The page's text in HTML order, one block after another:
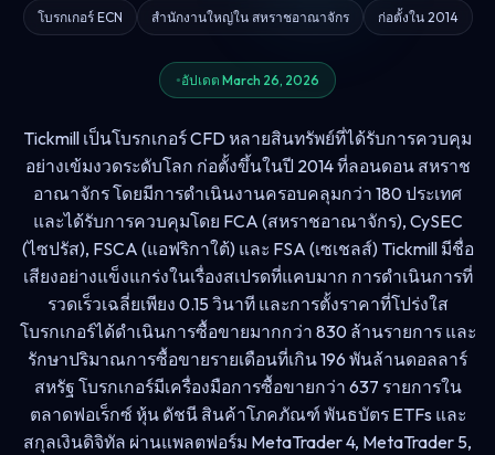
โบรกเกอร์ ECN สำนักงานใหญ่ใน สหราชอาณาจักร ก่อตั้งใน 2014
อัปเดต March 26, 2026
Tickmill เป็นโบรกเกอร์ CFD หลายสินทรัพย์ที่ได้รับการควบคุม
อย่างเข้มงวดระดับโลก ก่อตั้งขึ้นในปี 2014 ที่ลอนดอน สหราช
อาณาจักร โดยมีการดำเนินงานครอบคลุมกว่า 180 ประเทศ
และได้รับการควบคุมโดย FCA (สหราชอาณาจักร), CySEC
(ไซปรัส), FSCA (แอฟริกาใต้) และ FSA (เซเชลส์) Tickmill มีชื่อ
เสียงอย่างแข็งแกร่งในเรื่องสเปรดที่แคบมาก การดำเนินการที่
รวดเร็วเฉลี่ยเพียง 0.15 วินาที และการตั้งราคาที่โปร่งใส
โบรกเกอร์ได้ดำเนินการซื้อขายมากกว่า 830 ล้านรายการ และ
รักษาปริมาณการซื้อขายรายเดือนที่เกิน 196 พันล้านดอลลาร์
สหรัฐ โบรกเกอร์มีเครื่องมือการซื้อขายกว่า 637 รายการใน
ตลาดฟอเร็กซ์ หุ้น ดัชนี สินค้าโภคภัณฑ์ พันธบัตร ETFs และ
สกุลเงินดิจิทัล ผ่านแพลตฟอร์ม MetaTrader 4, MetaTrader 5,